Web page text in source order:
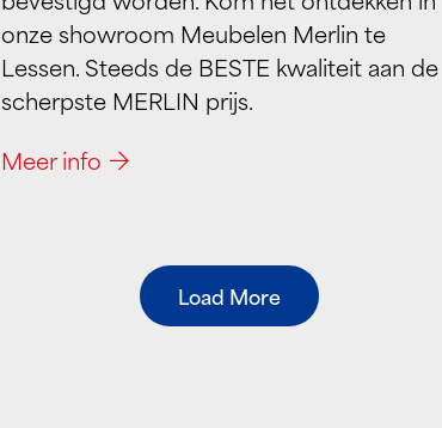
onze showroom Meubelen Merlin te
Lessen. Steeds de BESTE kwaliteit aan de
scherpste MERLIN prijs.
Meer info
Load More